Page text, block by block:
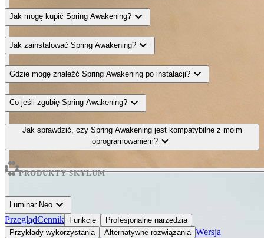
Jak mogę kupić Spring Awakening? expand_more
Jak zainstalować Spring Awakening? expand_more
Gdzie mogę znaleźć Spring Awakening po instalacji? expand_more
Co jeśli zgubię Spring Awakening? expand_more
Jak sprawdzić, czy Spring Awakening jest kompatybilne z moim
oprogramowaniem? expand_more
PRODUKTY SKYLUM
Luminar Neo expand_more
PrzeglądCennik Funkcje
Profesjonalne narzędzia
Przykłady wykorzystania
Alternatywne rozwiązania Wersja